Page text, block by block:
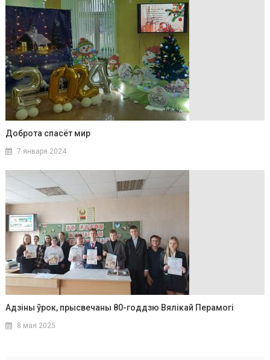
Доброта спасёт мир
7 января 2024
Адзіны ўрок, прысвечаны 80-годдзю Вялікай Перамогі
8 мая 2025